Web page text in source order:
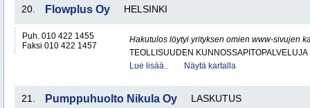
20. Flowplus Oy HELSINKI
Puh. 010 422 1455
Faksi 010 422 1457
Hakutulos löytyi yrityksen omien www-sivujen
TEOLLISUUDEN KUNNOSSAPITOPALVELUJA
Lue lisää..
Näytä kartalla
21. Pumppuhuolto Nikula Oy LASKUTUS